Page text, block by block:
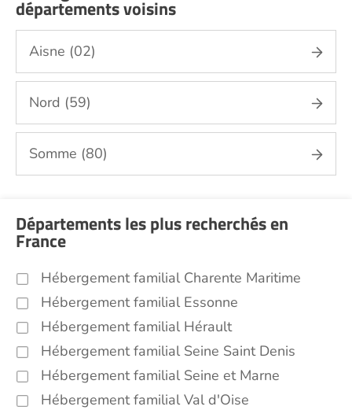
départements voisins
Aisne (02)
Nord (59)
Somme (80)
Départements les plus recherchés en
France
Hébergement familial Charente Maritime
Hébergement familial Essonne
Hébergement familial Hérault
Hébergement familial Seine Saint Denis
Hébergement familial Seine et Marne
Hébergement familial Val d'Oise